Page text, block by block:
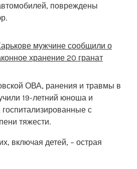
повреждены
мужчине сообщили о
хранение 20 гранат
ОВА, ранения и травмы в
19-летний юноша и
с
тяжести.
включая детей, – острая